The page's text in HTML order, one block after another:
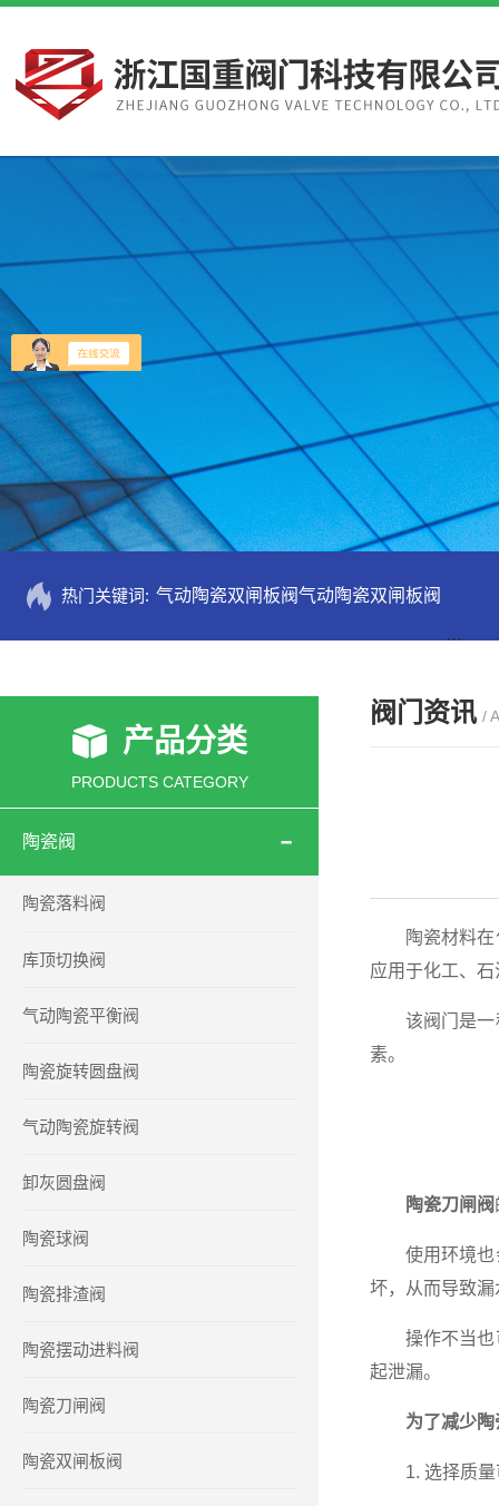
热门关键词: 气动陶瓷双闸板阀气动陶瓷双闸板阀
产品分类
PRODUCTS CATEGORY
陶瓷阀
陶瓷落料阀
库顶切换阀
气动陶瓷平衡阀
陶瓷旋转圆盘阀
气动陶瓷旋转阀
卸灰圆盘阀
陶瓷球阀
陶瓷排渣阀
陶瓷摆动进料阀
陶瓷刀闸阀
陶瓷双闸板阀
阀门资讯 /
陶瓷材料在化
应用于化工、
该阀门是一种
素。
陶瓷刀闸阀
使用环境也会
坏，从而导致漏
操作不当也可
起泄漏。
为了减少
1. 选择质量